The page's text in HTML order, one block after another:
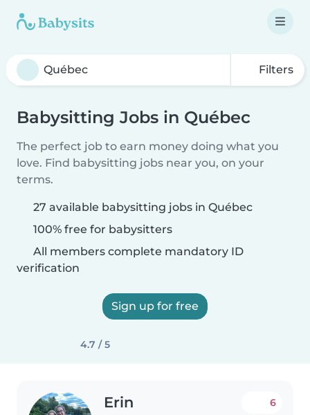
Filters
Babysitting Jobs in Québec
The perfect job to earn money doing what you
love. Find babysitting jobs near you, on your
terms.
27 available babysitting jobs in Québec
100% free for babysitters
All members complete mandatory ID
verification
Sign up for free
4.7 / 5
Erin 6